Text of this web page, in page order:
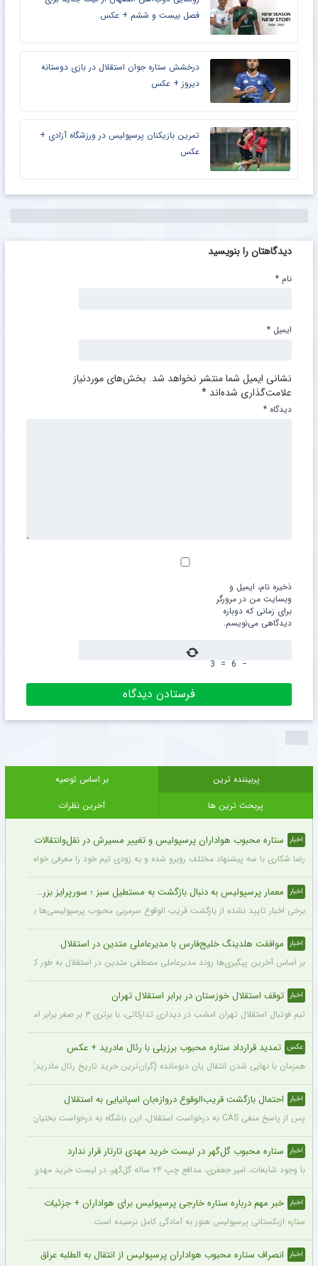
فصل بیست و ششم + عکس
درخشش ستاره جوان استقلال در بازی دوستانه
دیروز + عکس
تمرین بازیکنان پرسپولیس در ورزشگاه آزادی +
عکس
دیدگاهتان را بنویسید
نشانی ایمیل شما منتشر نخواهد شد. بخش‌های موردنیاز
علامت‌گذاری شده‌اند *
دیدگاه *
نام *
ایمیل *
ذخیره نام، ایمیل و
وبسایت من در مرورگر
برای زمانی که دوباره
دیدگاهی می‌نویسم.
−
6
=
3
پربیننده ترین
بر اساس توصیه
پربحث ترین ها
آخرین نظرات
اخبار ستاره محبوب هواداران پرسپولیس و تغییر مسیرش در نقل‌وانتقالات
رضا شکاری با سه پیشنهاد مختلف روبرو شده و به زودی تیم خود را معرفی خواهد کرد.
اخبار معمار پرسپولیس به دنبال بازگشت به مستطیل سبز ؛ سورپرایز بزرگ در راه است ؟ + جزئیات
برخی اخبار تایید نشده از بازگشت قریب الوقوع سرمربی محبوب پرسپولیسی‌ها به دنیای
اخبار موافقت هلدینگ خلیج‌فارس با مدیرعاملی متدین در استقلال
بر اساس آخرین پیگیری‌ها روند مدیرعاملی مصطفی متدین در استقلال به طور کامل
اخبار توقف استقلال خوزستان در برابر استقلال تهران
تیم فوتبال استقلال تهران امشب در دیداری تدارکاتی، با برتری ۳ بر صفر برابر استقلال خوزستان، با دبل سعید سحرخیزان و گل یاسر آسانی پیروز شد.
عکس تمدید قرارداد ستاره محبوب برزیلی با رئال مادرید + عکس
همزمان با نهایی شدن انتقال یان دیومانده (گران‌ترین خرید تاریخ رئال مادرید)، تمدید قرارداد
اخبار احتمال بازگشت قریب‌الوقوع دروازه‌بان اسپانیایی به استقلال
پس از پاسخ منفی CAS به درخواست استقلال، این باشگاه به درخواست بختیاری‌زاده قصد دارد قرارداد آنتونیو آدان، دروازه‌بان اسپانیایی فصل گذشته، را تمدید کند.
اخبار ستاره محبوب گل‌گهر در لیست خرید مهدی تارتار قرار ندارد
با وجود شایعات، امیر جعفری، مدافع چپ ۲۴ ساله گل‌گهر، در لیست خرید مهدی تارتار قرار ندارد.
اخبار خبر مهم درباره ستاره خارجی پرسپولیس برای هواداران + جزئیات
ستاره ازبکستانی پرسپولیس هنوز به آمادگی کامل نرسیده است.
اخبار انصراف ستاره محبوب هواداران پرسپولیس از انتقال به الطلبه عراق